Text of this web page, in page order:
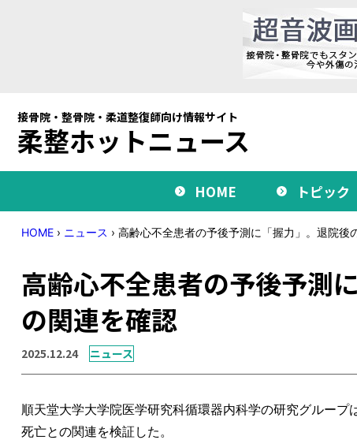
接骨院・整骨院・柔道整復師向け情報サイト
柔整ホットニュース
HOME トピック
HOME › ニュース › 高齢心不全患者の予後予測に「握力」。退院後
高齢心不全患者の予後予測
の関連を確認
2025.12.24 ニュース
順天堂大学大学院医学研究科循環器内科学の研究グルー
死亡との関連を検証した。